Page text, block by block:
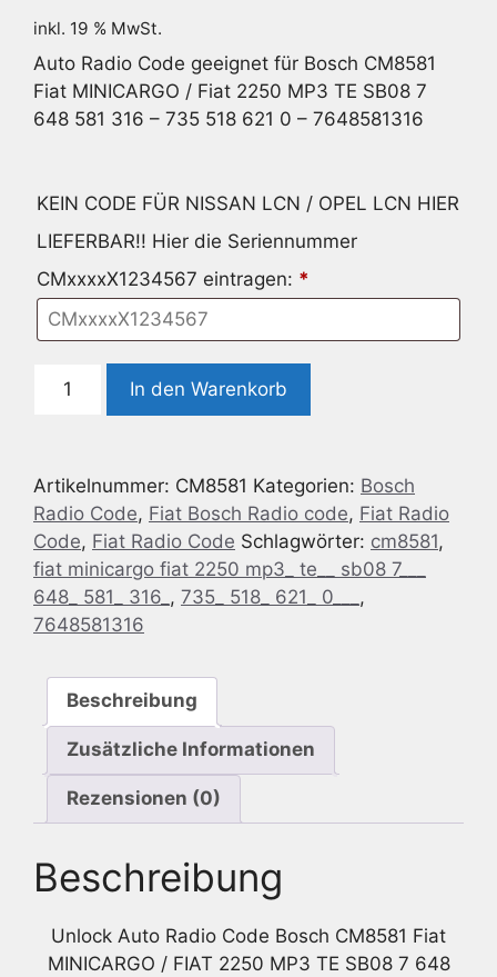
inkl. 19 % MwSt.
Auto Radio Code geeignet für Bosch CM8581
Fiat MINICARGO / Fiat 2250 MP3 TE SB08 7
648 581 316 – 735 518 621 0 – 7648581316
KEIN CODE FÜR NISSAN LCN / OPEL LCN HIER
LIEFERBAR!! Hier die Seriennummer
CMxxxxX1234567 eintragen: *
Code
Bosch
CM8581
Fiat
MINICARGO
/
Fiat
MP3
SB08
581
-
518
621
In den Warenkorb
Artikelnummer: CM8581 Kategorien: Bosch
Radio Code, Fiat Bosch Radio code, Fiat Radio
Code, Fiat Radio Code Schlagwörter: cm8581,
fiat minicargo fiat 2250 mp3_ te__ sb08 7___
648_ 581_ 316_ , 735_ 518_ 621_ 0___ ,
7648581316
Beschreibung
Zusätzliche Informationen
Rezensionen (0)
Beschreibung
Unlock Auto Radio Code Bosch CM8581 Fiat
MINICARGO / FIAT 2250 MP3 TE SB08 7 648